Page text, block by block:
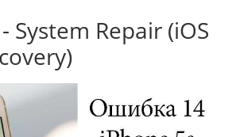
System Repair (iOS